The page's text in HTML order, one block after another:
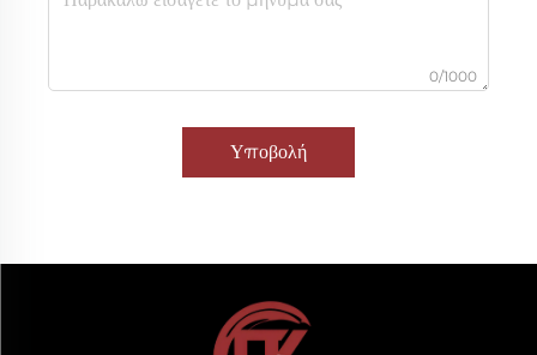
0/1000
Υποβολή